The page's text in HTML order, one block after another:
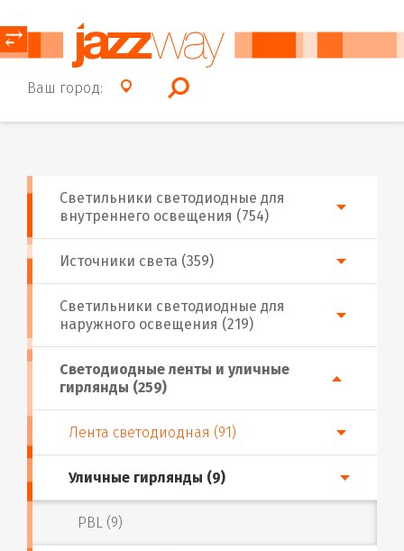
Ваш город:
⥂
Источники света (359)
Светодиодные ленты и уличные
гирлянды (259)
Лента светодиодная (91)
Уличные гирлянды (9)
PBL (9)
Светильники светодиодные для
внутреннего освещения (754)
Светильники светодиодные для
наружного освещения (219)